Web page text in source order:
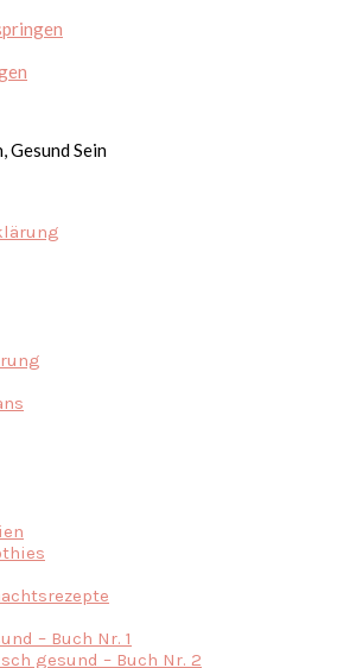
Gesund Sein
– Buch Nr. 1
gesund – Buch Nr. 2